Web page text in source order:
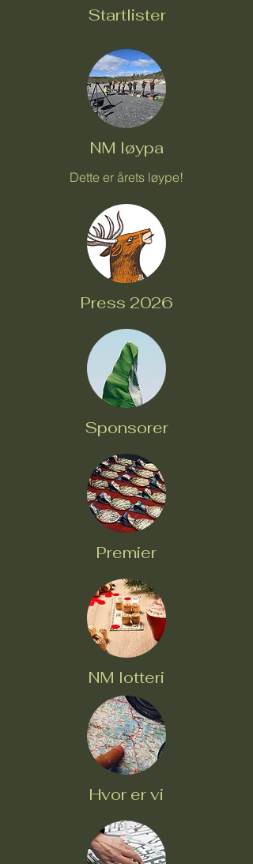
Startlister
NM løypa
Dette er årets løype!
Press 2026
Sponsorer
Premier
NM lotteri
Hvor er vi